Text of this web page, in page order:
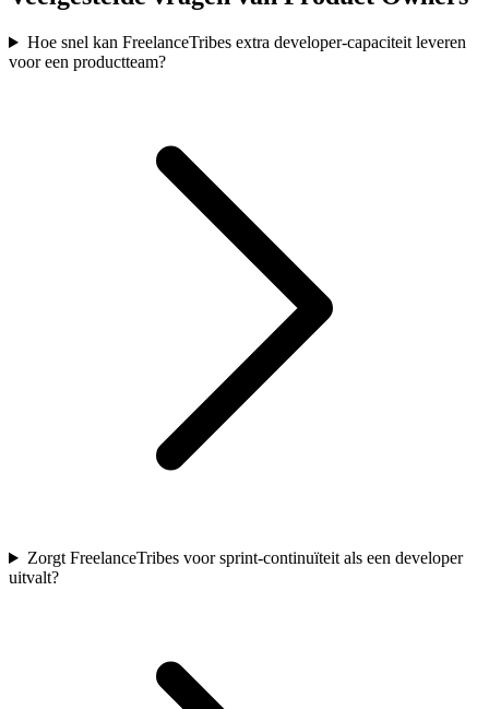
Hoe snel kan FreelanceTribes extra developer-capaciteit leveren
voor een productteam?
Zorgt FreelanceTribes voor sprint-continuïteit als een developer
uitvalt?